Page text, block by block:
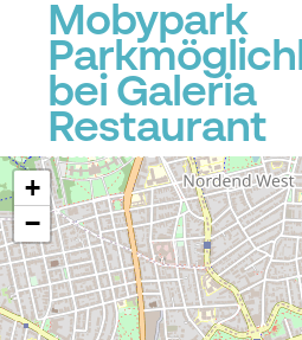
Mobypark
bei Galeria
Restaurant
+
−